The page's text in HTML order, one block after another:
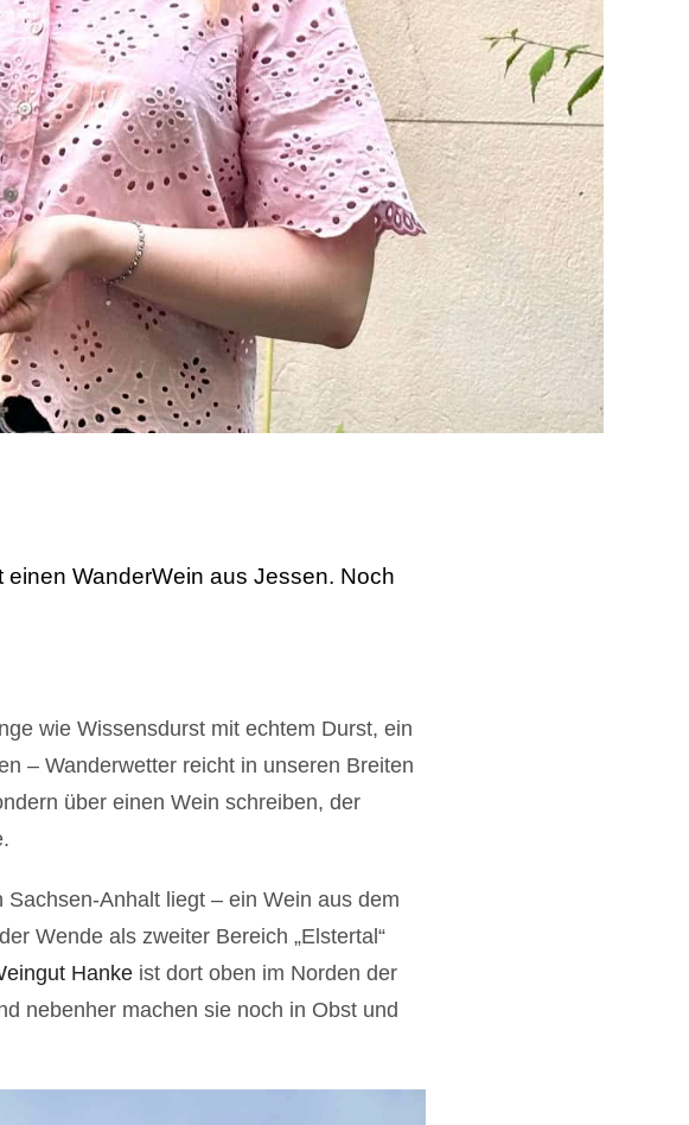
WanderWein aus Jessen. Noch
wie Wissensdurst mit echtem Durst, ein
– Wanderwetter reicht in unseren Breiten
über einen Wein schreiben, der
Anhalt liegt – ein Wein aus dem
Wende als zweiter Bereich „Elstertal“
Hanke ist dort oben im Norden der
nebenher machen sie noch in Obst und